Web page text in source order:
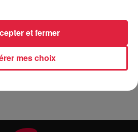
le mardi 21 juillet de 14 h à
de 6 ans Fabrique à l'aide de
pour des plantes que tu vas
inscription.
mes choix
et fermer